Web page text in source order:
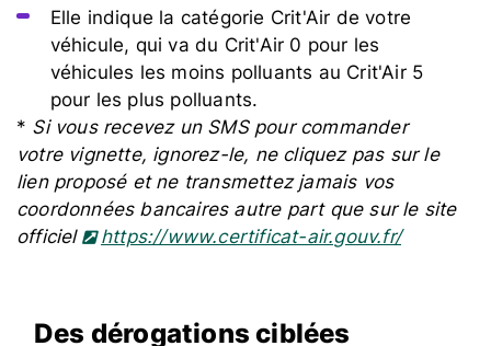
Elle indique la catégorie Crit'Air de votre
véhicule, qui va du Crit'Air 0 pour les
véhicules les moins polluants au Crit'Air 5
pour les plus polluants.
* Si vous recevez un SMS pour commander
votre vignette, ignorez-le, ne cliquez pas sur le
lien proposé et ne transmettez jamais vos
coordonnées bancaires autre part que sur le site
officiel
https://www.certificat-air.gouv.fr/
Des dérogations ciblées